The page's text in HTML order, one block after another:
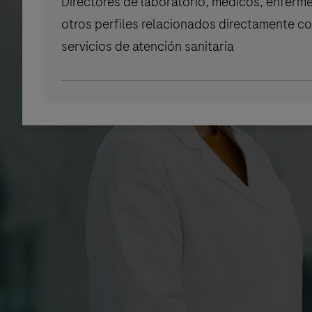
otros perfiles relacionados directamente
servicios de atención sanitaria